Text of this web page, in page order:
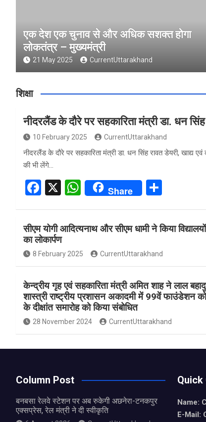
एक देश एक चुनाव से और अधिक सशक्त होगा
लोकतंत्र – मुख्यमंत्री
21 May 2025 CurrentUttarakhand
शिक्षा
नीदरलैंड के दौरे पर सहकारिता मंत्री डा. धन
10 February 2025 CurrentUttarakhand
नीदरलैंड के दौरे पर सहकारिता मंत्री डा. धन सिंह रावत डेयरी,
की भी लेंगे…
F
ce
b
o
o
k
X
W
s
A
p
p
Share
ar
e
सीएम योगी आदित्यनाथ और सीएम धामी ने किया विद्यालयों
का लोकार्पण
8 February 2025 CurrentUttarakhand
केन्द्रीय गृह एवं सहकारिता मंत्री अमित शाह ने लाल
शास्त्री राष्ट्रीय प्रशासन अकादमी में 99वें फाउंडेशन
के दीक्षांत समारोह को किया संबोधित
28 November 2024 CurrentUttarakhand
Column Post
बनबसा रेलवे स्टेशन पर अब रुकेगी अछनेरा-टनकपुर
एक्सप्रेस, रेल मंत्री ने दी स्वीकृति
Name:
E-Mail: